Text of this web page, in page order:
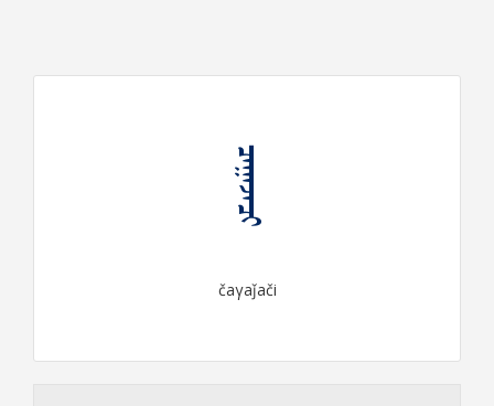
ᠴᠠᠭᠠᠵᠠᠴᠢ
čaγaǰači